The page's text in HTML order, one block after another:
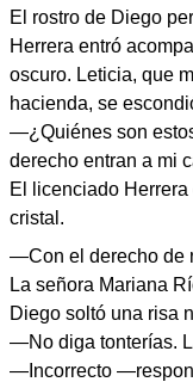
El rostro de Diego
Herrera entró
oscuro. Leticia, que
hacienda, se
—¿Quiénes son
derecho entran a mi
El licenciado
cristal.
—Con el derecho de
La señora Mariana
Diego soltó una risa
—No diga tonterías.
—Incorrecto